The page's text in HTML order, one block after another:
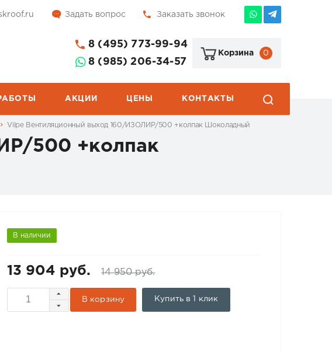
Задать вопрос Заказать звонок
8 (495) 773-99-94
8 (985) 206-34-57
Корзина 0
АКЦИИ ЦЕНЫ КОНТАКТЫ
Vilpe Вентиляционный выход 160/ИЗОЛИР/500 +колпак Шоколадный
500 +колпак
В наличии
13 904 руб. 14 950 руб.
В корзину Купить в 1 клик